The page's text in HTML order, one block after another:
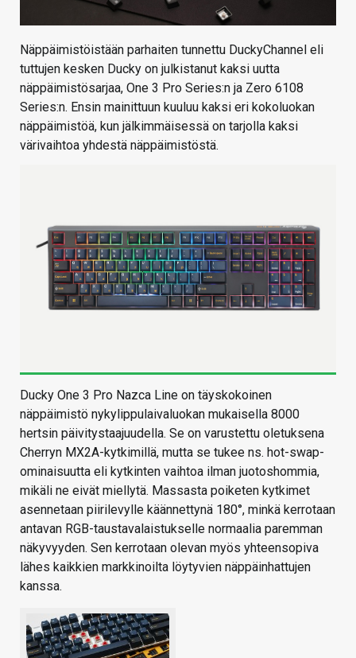
Näppäimistöistään parhaiten tunnettu DuckyChannel eli
tuttujen kesken Ducky on julkistanut kaksi uutta
näppäimistösarjaa, One 3 Pro Series:n ja Zero 6108
Series:n. Ensin mainittuun kuuluu kaksi eri kokoluokan
näppäimistöä, kun jälkimmäisessä on tarjolla kaksi
värivaihtoa yhdestä näppäimistöstä.
Ducky One 3 Pro Nazca Line on täyskokoinen
näppäimistö nykylippulaivaluokan mukaisella 8000
hertsin päivitystaajuudella. Se on varustettu oletuksena
Cherryn MX2A-kytkimillä, mutta se tukee ns. hot-swap-
ominaisuutta eli kytkinten vaihtoa ilman juotoshommia,
mikäli ne eivät miellytä. Massasta poiketen kytkimet
asennetaan piirilevylle käännettynä 180°, minkä kerrotaan
antavan RGB-taustavalaistukselle normaalia paremman
näkyvyyden. Sen kerrotaan olevan myös yhteensopiva
lähes kaikkien markkinoilta löytyvien näppäinhattujen
kanssa.